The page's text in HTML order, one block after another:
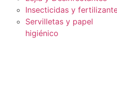
Insecticidas y
Servilletas y papel
higiénico